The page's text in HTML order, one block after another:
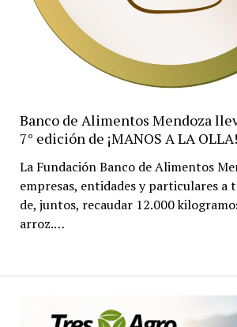
Banco de Alimentos Mendoza
7° edición de ¡MANOS A LA OLLA!
La Fundación Banco de Alimentos
empresas, entidades y particulares a
de, juntos, recaudar 12.000
arroz.…